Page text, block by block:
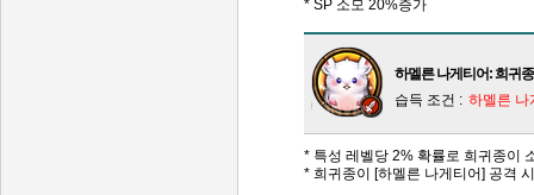
* SP 소모 20%증가
하멜른 나게티어: 희귀종
습득 조건 : 하멜른 나
* 특성 레벨당 2% 확률로 희귀종이
* 희귀종이 [하멜른 나게티어] 공격